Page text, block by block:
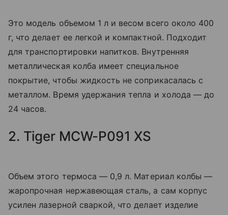
Это модель объемом 1 л и весом всего около 400
г, что делает ее легкой и компактной. Подходит
для транспортировки напитков. Внутренняя
металлическая колба имеет специальное
покрытие, чтобы жидкость не соприкасалась с
металлом. Время удержания тепла и холода — до
24 часов.
2. Tiger MCW-P091 XS
Объем этого термоса — 0,9 л. Материал колбы —
жаропрочная нержавеющая сталь, а сам корпус
усилен лазерной сваркой, что делает изделие